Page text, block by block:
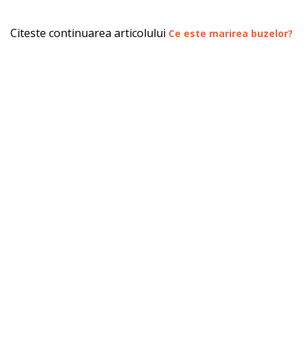
Citeste continuarea articolului Ce este marirea buzelor?